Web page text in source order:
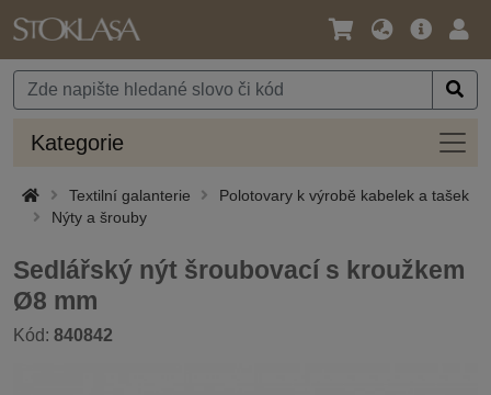
Jazyk
Měna
Hlavní
Kategorie
Textilní galanterie
Polotovary k výrobě kabelek a tašek
Nýty a šrouby
Sedlářský nýt šroubovací s kroužkem
Ø8 mm
Kód: 840842